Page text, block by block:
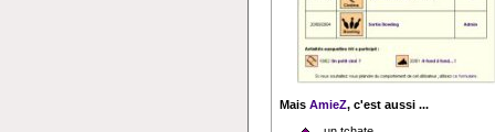
Mais AmieZ, c'est aussi ...